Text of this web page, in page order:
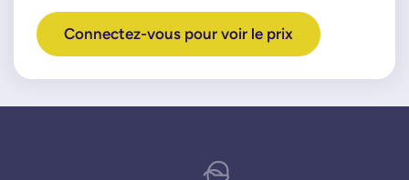
Connectez-vous pour voir le prix